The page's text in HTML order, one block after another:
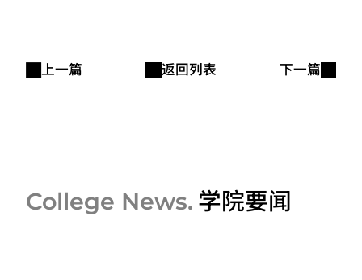
上一篇 返回列表 下一篇
College News. 学院要闻